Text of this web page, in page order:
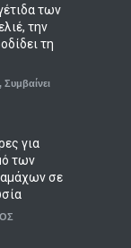
των
την
τη
, Συμβαίνει
για
των
σε